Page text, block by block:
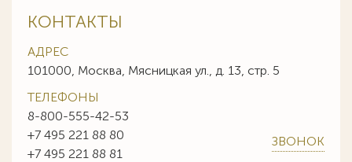
КОНТАКТЫ
АДРЕС
101000, Москва, Мясницкая ул., д. 13, стр. 5
ТЕЛЕФОНЫ
8-800-555-42-53
+7 495 221 88 80
+7 495 221 88 81
ЗВОНОК